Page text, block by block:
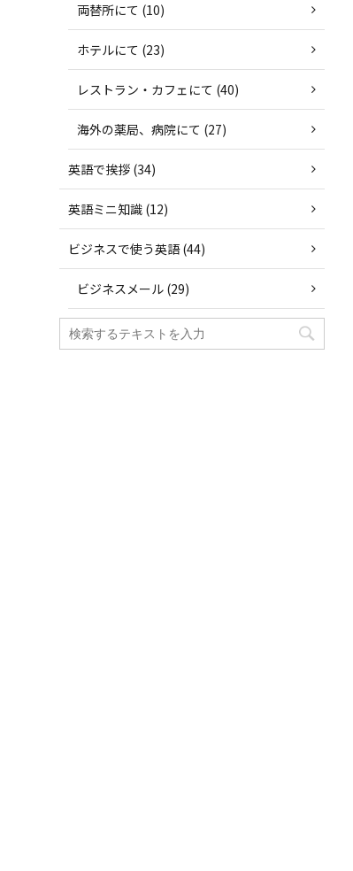
両替所にて (10)
ホテルにて (23)
レストラン・カフェにて (40)
海外の薬局、病院にて (27)
英語で挨拶 (34)
英語ミニ知識 (12)
ビジネスで使う英語 (44)
ビジネスメール (29)